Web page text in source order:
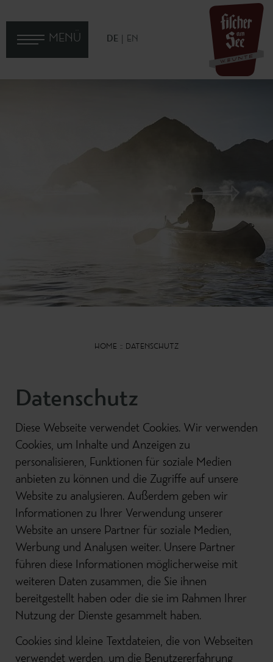
MENÜ DE EN
HOME DATENSCHUTZ
Datenschutz
Diese Webseite verwendet Cookies. Wir verwenden
Cookies, um Inhalte und Anzeigen zu
personalisieren, Funktionen für soziale Medien
anbieten zu können und die Zugriffe auf unsere
Website zu analysieren. Außerdem geben wir
Informationen zu Ihrer Verwendung unserer
Website an unsere Partner für soziale Medien,
Werbung und Analysen weiter. Unsere Partner
führen diese Informationen möglicherweise mit
weiteren Daten zusammen, die Sie ihnen
bereitgestellt haben oder die sie im Rahmen Ihrer
Nutzung der Dienste gesammelt haben.
Cookies sind kleine Textdateien, die von Webseiten
verwendet werden, um die Benutzererfahrung